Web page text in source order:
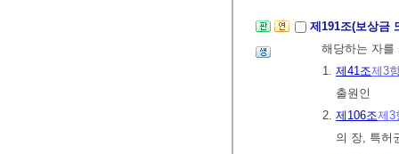
제191조(보상금
해당하는 자를
1. 제41조제3
출원인
2. 제106조제3
의 장, 특허